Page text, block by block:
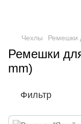
Чехлы Ремешки
Ремешки
mm)
Фильтр